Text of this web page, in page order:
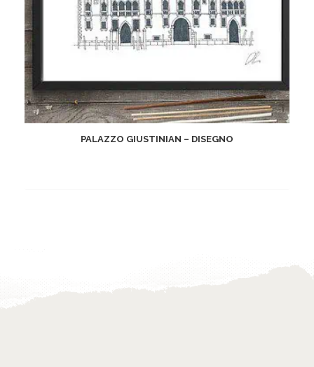
PALAZZO GIUSTINIAN – DISEGNO